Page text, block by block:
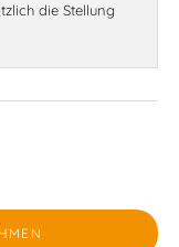
die Stellung